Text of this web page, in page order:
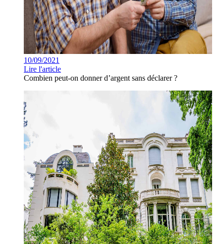
10/09/2021
Lire l'article
Combien peut-on donner d’argent sans déclarer ?